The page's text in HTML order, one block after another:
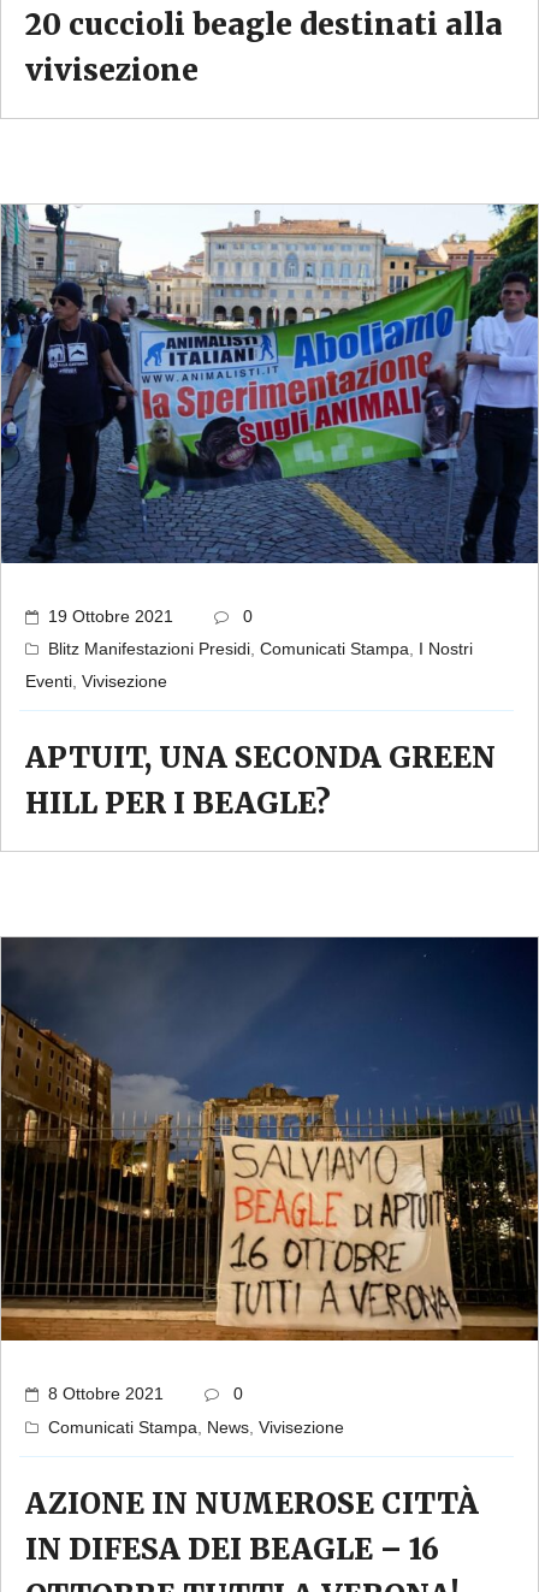
20 cuccioli beagle destinati alla
vivisezione
19 Ottobre 2021
0
Blitz Manifestazioni Presidi Comunicati Stampa
I Nostri
Eventi Vivisezione
APTUIT, UNA SECONDA GREEN
HILL PER I BEAGLE?
8 Ottobre 2021
0
Comunicati Stampa
News Vivisezione
AZIONE IN NUMEROSE CITTÀ
IN DIFESA DEI BEAGLE – 16